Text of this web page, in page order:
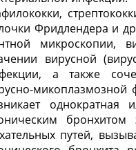
Фридлендера и
микроскопии,
вирусной
а также
путей,